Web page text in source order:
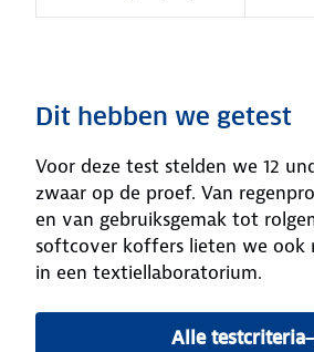
Dit hebben we getest
Voor deze test stelden we 12
zwaar op de proef. Van
en van gebruiksgemak tot
softcover koffers lieten we ook
in een textiellaboratorium.
Alle testcriteria